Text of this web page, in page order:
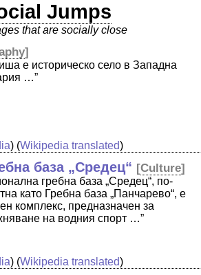
Jumps
that are socially close
]
е историческо село в Западна
…”
) (Wikipedia translated)
база „Средец“ [Culture]
гребна база „Средец“, по-
като Гребна база „Панчарево“, е
комплекс, предназначен за
на водния спорт …”
) (Wikipedia translated)